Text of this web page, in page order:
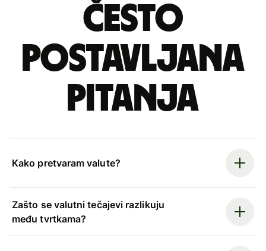
Često
postavljana
pitanja
Kako pretvaram valute?
Zašto se valutni tečajevi razlikuju
među tvrtkama?